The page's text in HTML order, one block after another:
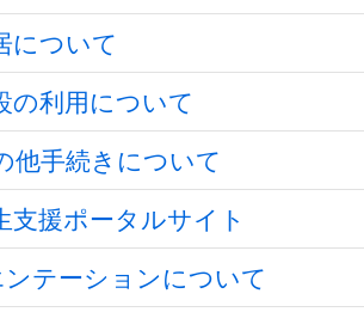
について
の利用について
他手続きについて
支援ポータルサイト
テーションについて